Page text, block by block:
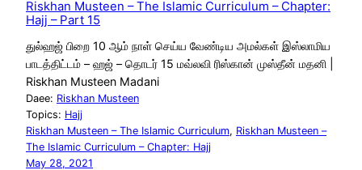
Riskhan Musteen – The Islamic Curriculum – Chapter:
Hajj – Part 15
துல்ஹஜ் பிறை 10 ஆம் நாள் செய்ய வேண்டிய அமல்கள் இஸ்லாமிய
பாடத்திட்டம் – ஹஜ் – தொடர் 15 மவ்லவி ரிஸ்கான் முஸ்தீன் மதனி |
Riskhan Musteen Madani
Daee: Riskhan Musteen
Topics: Hajj
Riskhan Musteen – The Islamic Curriculum, Riskhan Musteen –
The Islamic Curriculum – Chapter: Hajj
May 28, 2021